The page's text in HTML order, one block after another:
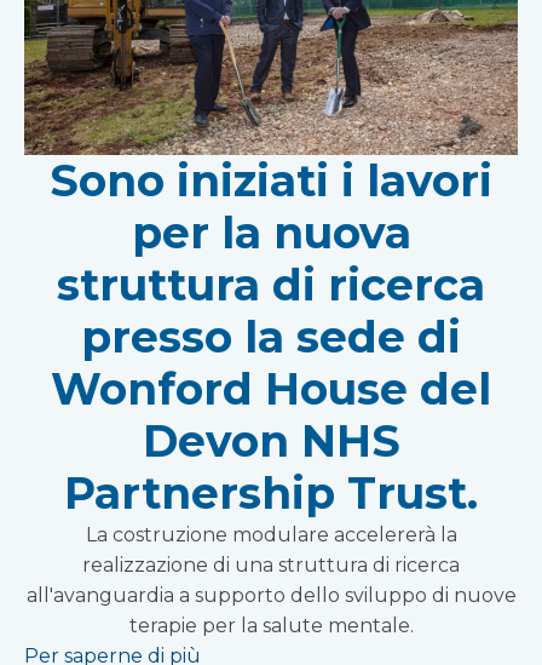
Sono iniziati i lavori
per la nuova
struttura di ricerca
presso la sede di
Wonford House del
Devon NHS
Partnership Trust.
La costruzione modulare accelererà la
realizzazione di una struttura di ricerca
all'avanguardia a supporto dello sviluppo di nuove
terapie per la salute mentale.
Per saperne di più